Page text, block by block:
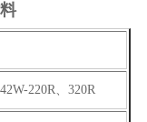
220R、320R